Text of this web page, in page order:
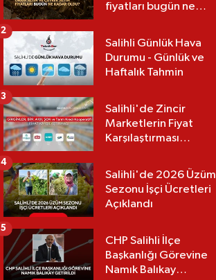
fiyatları bugün ne
(06.08.2026)
Salihli Günlük Hava
Durumu - Günlük ve
Haftalık Tahmin
2
Salihli'de Zincir
Marketlerin Fiyat
Karşılaştırması
3
Salihli'de 2026 Üzüm
Sezonu İşçi Ücretleri
Açıklandı
4
CHP Salihli İlçe
Başkanlığı Görevine
Namık Balıkay
5